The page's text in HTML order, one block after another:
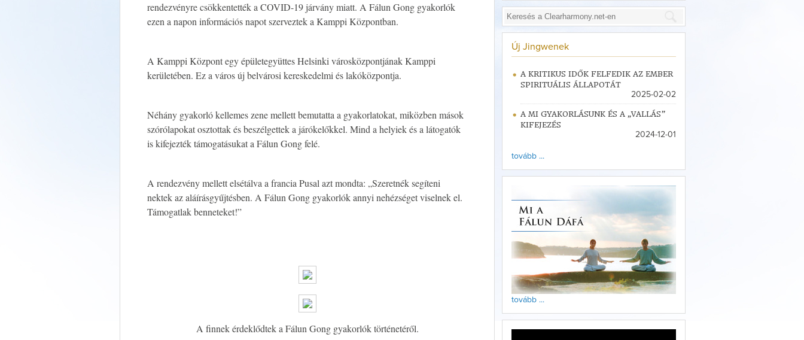
rendezvényre csökkentették a COVID-19 járvány miatt. A Fálun Gong gyakorlók
ezen a napon információs napot szerveztek a Kamppi Központban.
A Kamppi Központ egy épületegyüttes Helsinki városközpontjának Kamppi
kerületében. Ez a város új belvárosi kereskedelmi és lakóközpontja.
Néhány gyakorló kellemes zene mellett bemutatta a gyakorlatokat, miközben mások
szórólapokat osztottak és beszélgettek a járókelőkkel. Mind a helyiek és a látogatók
is kifejezték támogatásukat a Fálun Gong felé.
A rendezvény mellett elsétálva a francia Pusal azt mondta: „Szeretnék segíteni
nektek az aláírásgyűjtésben. A Fálun Gong gyakorlók annyi nehézséget viselnek el.
Támogatlak benneteket!”
A finnek érdeklődtek a Fálun Gong gyakorlók történetéről.
Új Jingwenek
A KRITIKUS IDŐK FELFEDIK AZ EMBER
SPIRITUÁLIS ÁLLAPOTÁT
2025-02-02
A MI GYAKORLÁSUNK ÉS A „VALLÁS”
KIFEJEZÉS
2024-12-01
tovább ...
tovább ...